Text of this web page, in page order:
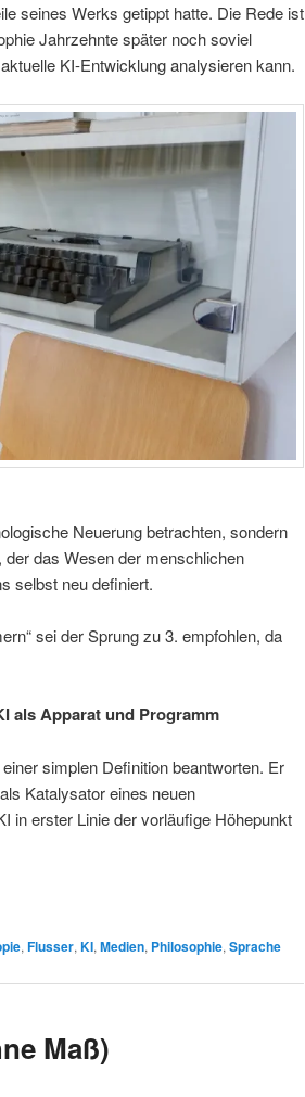
seines Werks getippt hatte. Die Rede ist
Jahrzehnte später noch soviel
KI-Entwicklung analysieren kann.
Neuerung betrachten, sondern
das Wesen der menschlichen
selbst neu definiert.
sei der Sprung zu 3. empfohlen, da
als Apparat und Programm
simplen Definition beantworten. Er
Katalysator eines neuen
in erster Linie der vorläufige Höhepunkt
,Flusser,KI,Medien, Philosophie,Sprache
Maß)